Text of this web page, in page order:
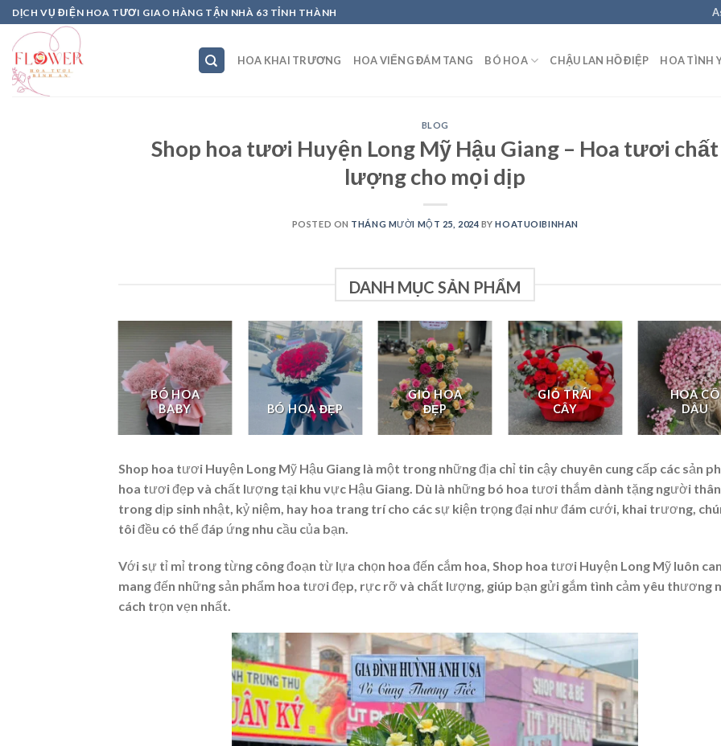
Skip
to
content
DỊCH VỤ ĐIỆN HOA TƯƠI GIAO HÀNG TẬN NHÀ 63 TỈNH THÀNH
HOA KHAI TRƯƠNG HOA VIẾNG ĐÁM TANG BÓ HOA CHẬU LAN HỒ ĐIỆP HOA TÌNH
BLOG
Shop hoa tươi Huyện Long Mỹ Hậu Giang – Hoa tươi chất
lượng cho mọi dịp
POSTED ON THÁNG MƯỜI MỘT 25, 2024 BYHOATUOIBINHAN
DANH MỤC SẢN PHẨM
BÓ HOA
BABY
BÓ HOA ĐẸP
GIỎ HOA
ĐẸP
GIỎ TRÁI
CÂY
HOA CÔ
DÂU
Shop hoa tươi Huyện Long Mỹ Hậu Giang là một trong những địa chỉ tin cậy chuyên cung cấp các sản
hoa tươi đẹp và chất lượng tại khu vực Hậu Giang. Dù là những bó hoa tươi thắm dành tặng người thân
trong dịp sinh nhật, kỷ niệm, hay hoa trang trí cho các sự kiện trọng đại như đám cưới, khai trương,
tôi đều có thể đáp ứng nhu cầu của bạn.
Với sự tỉ mỉ trong từng công đoạn từ lựa chọn hoa đến cắm hoa, Shop hoa tươi Huyện Long Mỹ luôn
mang đến những sản phẩm hoa tươi đẹp, rực rỡ và chất lượng, giúp bạn gửi gắm tình cảm yêu thương
cách trọn vẹn nhất.